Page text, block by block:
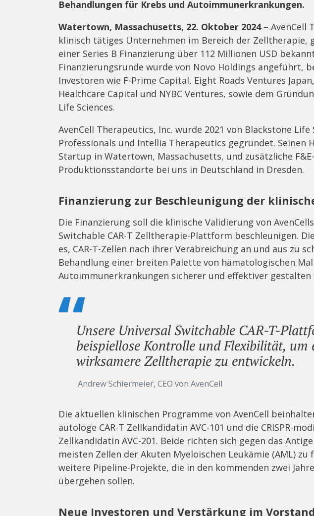
Behandlungen für Krebs und Autoimmunerkrankungen.
Watertown, Massachusetts, 22. Oktober 2024– AvenCell
klinisch tätiges Unternehmen im Bereich der Zelltherapie,
einer Series B Finanzierung über 112 Millionen USD
Finanzierungsrunde wurde von Novo Holdings angeführt,
Investoren wie F-Prime Capital, Eight Roads Ventures
Healthcare Capital und NYBC Ventures, sowie dem
Life Sciences.
AvenCell Therapeutics, Inc. wurde 2021 von Blackstone Life
Professionals und Intellia Therapeutics gegründet. Seinen
Startup in Watertown, Massachusetts, und zusätzliche
Produktionsstandorte bei uns in Deutschland in Dresden.
Finanzierung zur Beschleunigung der
Die Finanzierung soll die klinische Validierung von
Switchable CAR-T Zelltherapie-Plattform beschleunigen.
es, CAR-T-Zellen nach ihrer Verabreichung an und aus zu
Behandlung einer breiten Palette von hämatologischen
Autoimmunerkrankungen sicherer und effektiver gestalten
Unsere Universal Switchable CAR-T-
beispiellose Kontrolle und Flexibilität, um
wirksamere Zelltherapie zu entwickeln.
Andrew Schiermeier, CEO von AvenCell
Die aktuellen klinischen Programme von AvenCell
autologe CAR-T Zellkandidatin AVC-101 und die CRISPR-
Zellkandidatin AVC-201. Beide richten sich gegen das
meisten Zellen der Akuten Myeloischen Leukämie (AML) zu
weitere Pipeline-Projekte, die in den kommenden zwei
übergehen sollen.
Neue Investoren und Verstärkung im Vorstand